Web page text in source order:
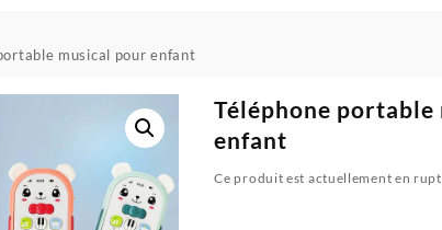
musical pour enfant
Téléphone
enfant
Ce produit est actuellement en